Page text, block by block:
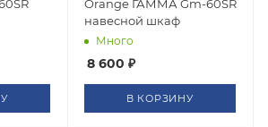
Orange ГАММА Gm-60SR
навесной шкаф
Много
8 600 ₽
В КОРЗИНУ